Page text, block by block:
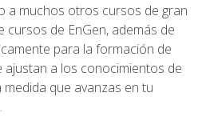
a muchos otros cursos de gran
cursos de EnGen, además de
para la formación de
ajustan a los conocimientos de
que avanzas en tu